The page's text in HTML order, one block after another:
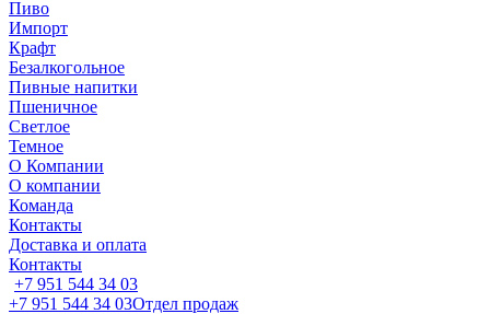
Пиво
Импорт
Крафт
Безалкогольное
Пивные напитки
Пшеничное
Светлое
Темное
О Компании
О компании
Команда
Контакты
Доставка и оплата
Контакты
+7 951 544 34 03
+7 951 544 34 03Отдел продаж